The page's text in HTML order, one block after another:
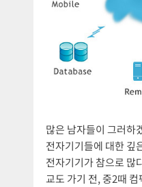
많은 남자들이 그러하
전자기기들에 대한 깊
전자기기가 참으로 많
교도 가기 전, 중2때